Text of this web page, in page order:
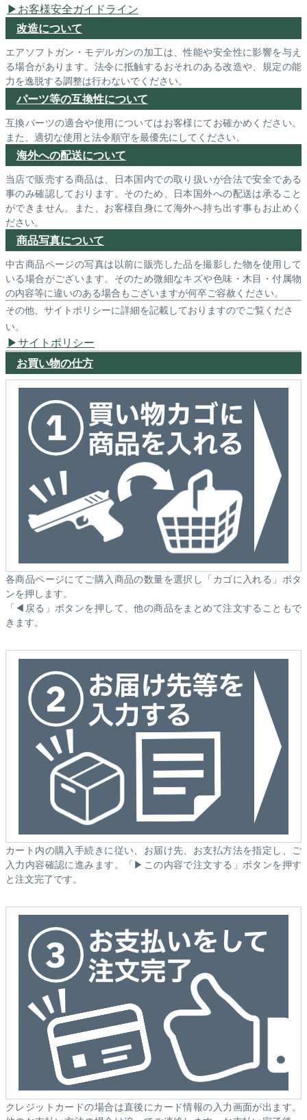
お客様安全ガイドライン
改造について
エアソフトガン・モデルガンの加工は、性能や安全性に影響を与え
る場合があります。法令に抵触するおそれのある改造や、規定の能
力を逸脱する調整は行わないでください。
パーツ等の互換性について
互換パーツの適合や使用についてはお客様にてお確かめください。
また、適切な使用と法令順守を最優先にしてください。
海外への配送について
当店で販売する商品は、日本国内での取り扱いが合法で安全である
事のみ確認しております。そのため、日本国外への配送は承ること
ができません。また、お客様自身にて海外へ持ち出す事もお止めく
ださい。
商品写真について
中古商品ページの写真は以前に販売した品を撮影した物を使用して
いる場合がございます。そのため微細なキズや色味・木目・付属物
の内容等に違いのある場合もございますが何卒ご容赦ください。
その他、サイトポリシーに詳細を記載しておりますのでご覧くださ
い。
サイトポリシー
お買い物の仕方
各商品ページにてご購入商品の数量を選択し「カゴに入れる」ボタ
ンを押します。
「◀戻る」ボタンを押して、他の商品をまとめて注文することもで
きます。
カート内の購入手続きに従い、お届け先、お支払方法を指定し、ご
入力内容確認に進みます。「▶この内容で注文する」ボタンを押す
と注文完了です。
クレジットカードの場合は直後にカード情報の入力画面が出ます。